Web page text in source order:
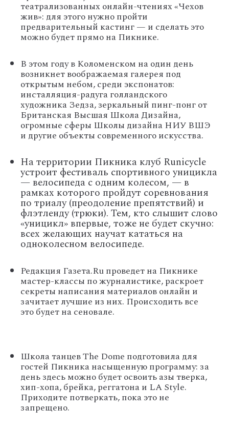
театрализованных онлайн-чтениях «Чехов
жив»: для этого нужно пройти
предварительный кастинг — и сделать это
можно будет прямо на Пикнике.
В этом году в Коломенском на один день
возникнет воображаемая галерея под
открытым небом, среди экспонатов:
инсталляция-радуга голландского
художника Зедза, зеркальный пинг-понг от
Британская Высшая Школа Дизайна,
огромные сферы Школы дизайна НИУ ВШЭ
и другие объекты современного искусства.
На территории Пикника клуб Runicycle
устроит фестиваль спортивного уницикла
— велосипеда с одним колесом, — в
рамках которого пройдут соревнования
по триалу (преодоление препятствий) и
флэтленду (трюки). Тем, кто слышит слово
«уницикл» впервые, тоже не будет скучно:
всех желающих научат кататься на
одноколесном велосипеде.
Редакция Газета.Ru проведет на Пикнике
мастер-классы по журналистике, раскроет
секреты написания материалов онлайн и
зачитает лучшие из них. Происходить все
это будет на сеновале.
Школа танцев The Dome подготовила для
гостей Пикника насыщенную программу: за
день здесь можно будет освоить азы тверка,
хип-хопа, брейка, реггатона и LA Style.
Приходите потверкать, пока это не
запрещено.